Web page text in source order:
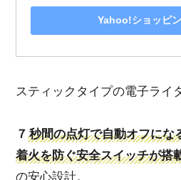
Yahoo!ショッピ
スティックタイプの電子ライ
７秒間の点灯で自動オフにな
着火を防ぐ安全スイッチが搭
の安心設計。